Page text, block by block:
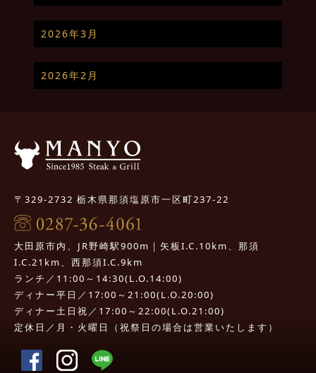
2026年3月
2026年2月
〒329-2732 栃木県那須塩原市一区町237-22
大田原市内、JR野崎駅900m｜矢板I.C.10km、那須
I.C.21km、西那須I.C.9km
ランチ／11:00～14:30(L.O.14:00)
ディナー平日／17:00～21:00(L.O.20:00)
ディナー土日祝／17:00～22:00(L.O.21:00)
定休日／月・火曜日（祝祭日の場合は営業いたします）